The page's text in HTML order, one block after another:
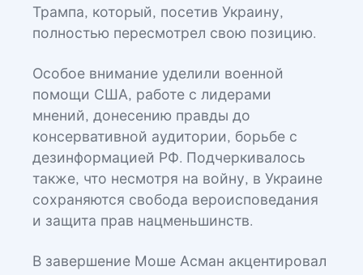
Трампа, который, посетив Украину,
полностью пересмотрел свою позицию.
Особое внимание уделили военной
помощи США, работе с лидерами
мнений, донесению правды до
консервативной аудитории, борьбе с
дезинформацией РФ. Подчеркивалось
также, что несмотря на войну, в Украине
сохраняются свобода вероисповедания
и защита прав нацменьшинств.
В завершение Моше Асман акцентировал